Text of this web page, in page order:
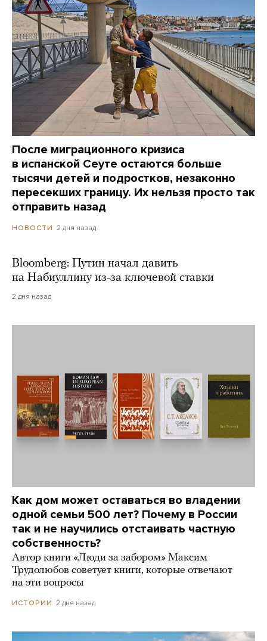
После миграционного кризиса
в испанской Сеуте остаются больше
тысячи детей и подростков, незаконно
пересекших границу. Их нельзя просто так
отправить назад
НОВОСТИ 2 дня назад
Bloomberg: Путин начал давить
на Набиуллину из-за ключевой ставки
2 дня назад
Как дом может оставаться во владении
одной семьи 500 лет? Почему в России
так и не научились отстаивать частную
собственность?
Автор книги «Люди за забором» Максим
Трудолюбов советует книги, которые отвечают
на эти вопросы
ИСТОРИИ 2 дня назад